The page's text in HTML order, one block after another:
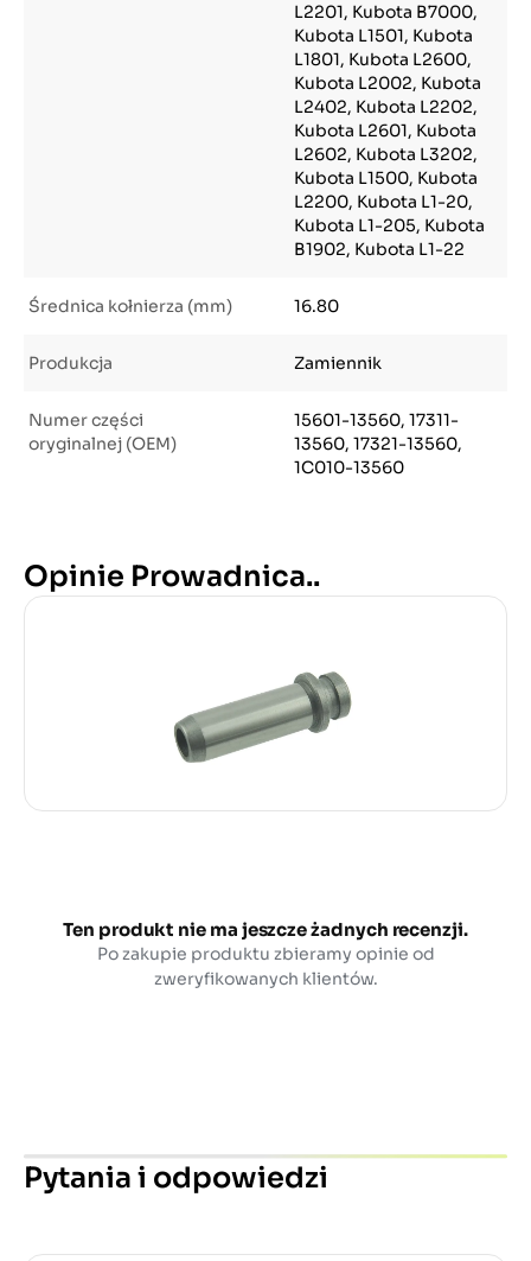
L2201, Kubota B7000,
Kubota L1501, Kubota
L1801, Kubota L2600,
Kubota L2002, Kubota
L2402, Kubota L2202,
Kubota L2601, Kubota
L2602, Kubota L3202,
Kubota L1500, Kubota
L2200, Kubota L1-20,
Kubota L1-205, Kubota
B1902, Kubota L1-22
Średnica kołnierza (mm) 16.80
Produkcja Zamiennik
Numer części
oryginalnej (OEM)
15601-13560, 17311-
13560, 17321-13560,
1C010-13560
Opinie Prowadnica..
Ten produkt nie ma jeszcze żadnych recenzji.
Po zakupie produktu zbieramy opinie od
zweryfikowanych klientów.
Pytania i odpowiedzi